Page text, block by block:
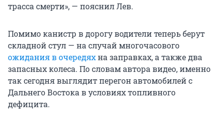
трасса смерти», — пояснил Лев.
Помимо канистр в дорогу водители теперь берут
складной стул — на случай многочасового
ожидания в очередяхна заправках, а также два
запасных колеса. По словам автора видео, именно
так сегодня выглядит перегон автомобилей с
Дальнего Востока в условиях топливного
дефицита.